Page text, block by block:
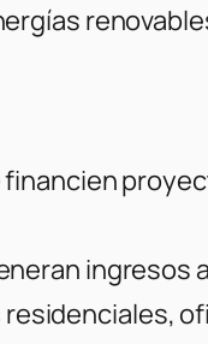
financien
ingresos